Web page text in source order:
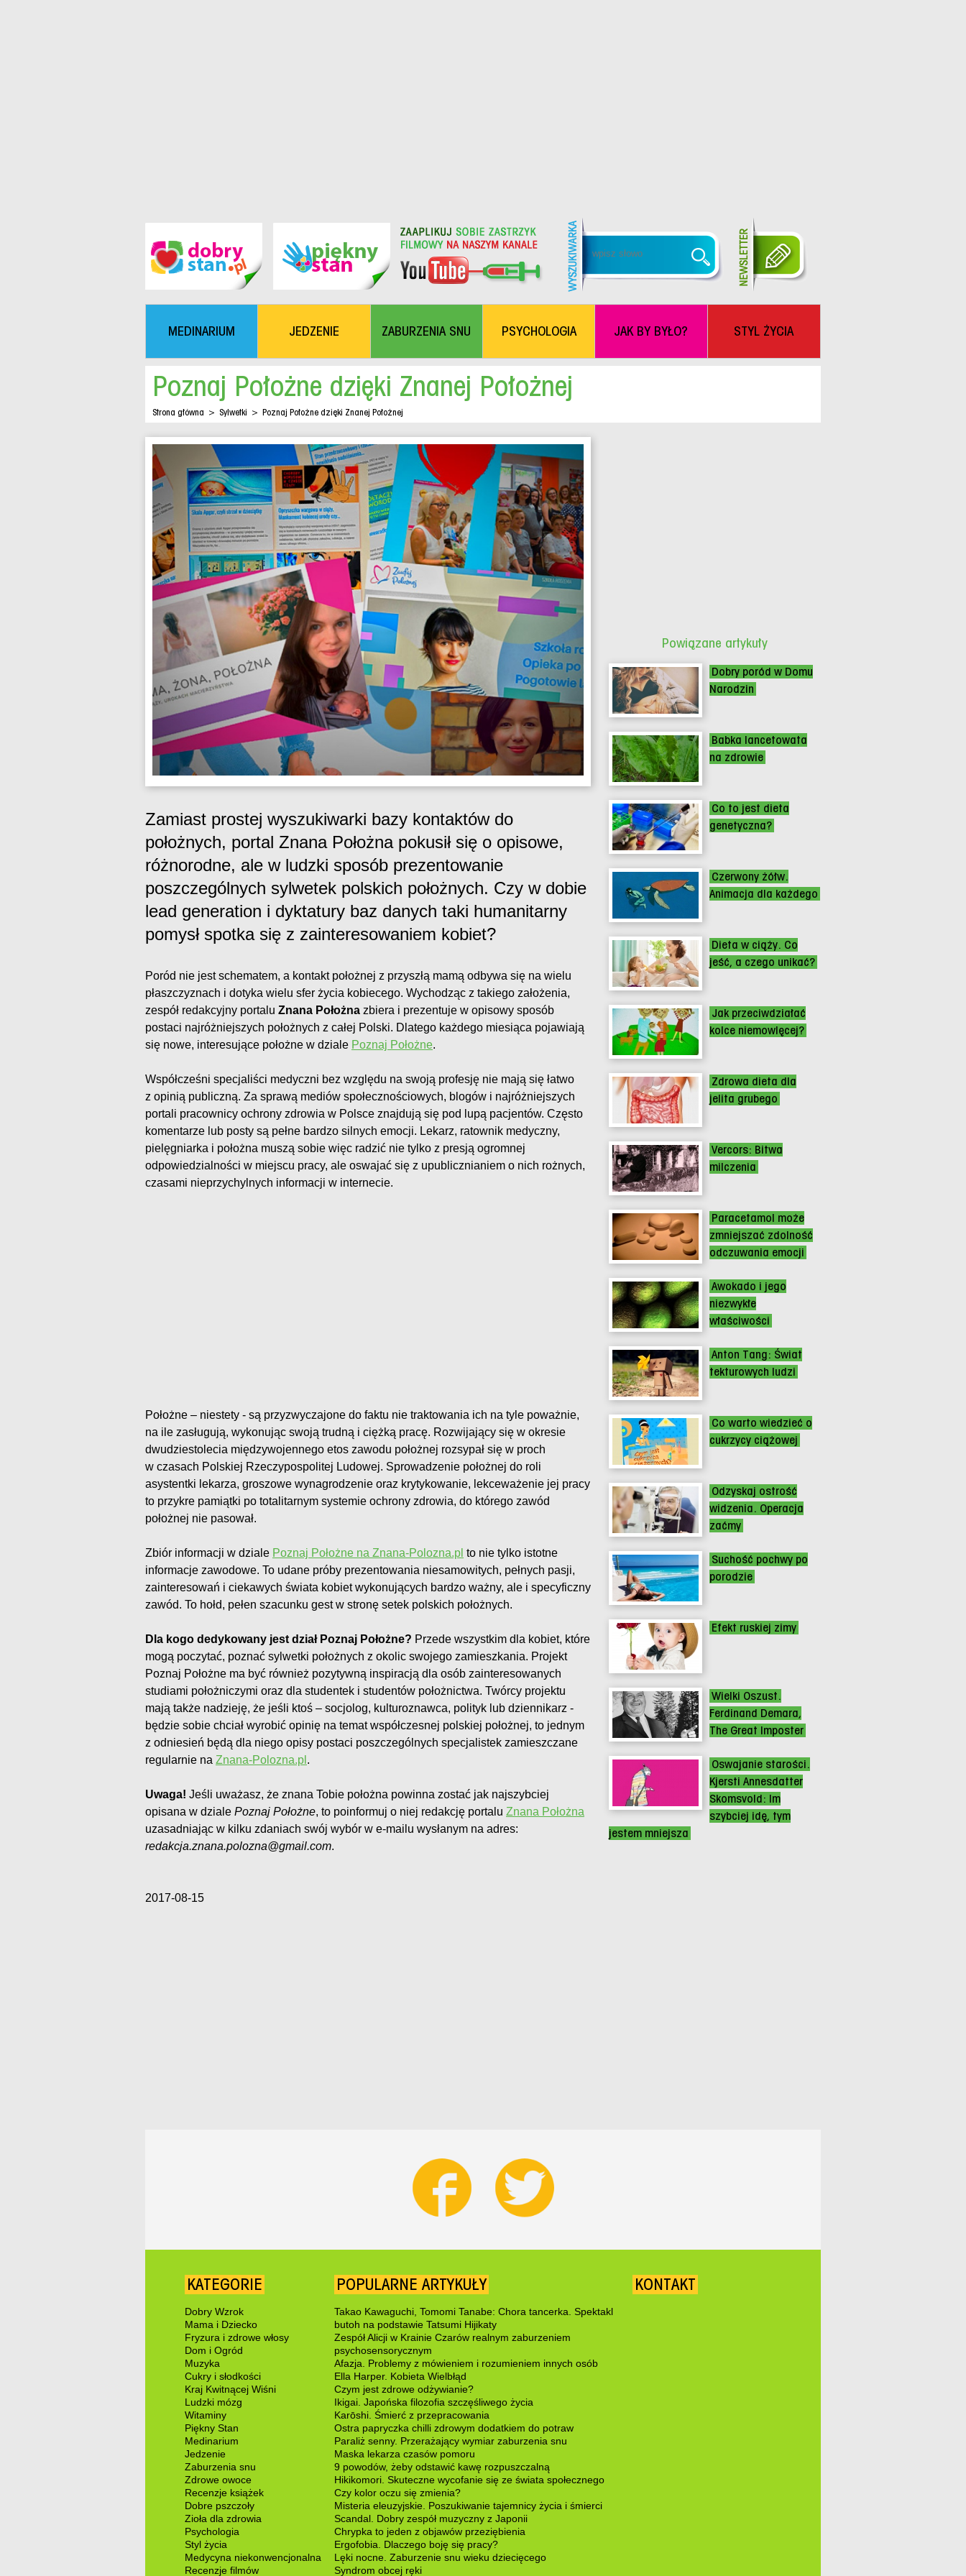
MEDINARIUM JEDZENIE ZABURZENIA SNU PSYCHOLOGIA JAK BY BYŁO? STYL ŻYCIA
Poznaj Położne dzięki Znanej Położnej
Strona główna > Sylwetki > Poznaj Położne dzięki Znanej Położnej
Zamiast prostej wyszukiwarki bazy kontaktów do
położnych, portal Znana Położna pokusił się o opisowe,
różnorodne, ale w ludzki sposób prezentowanie
poszczególnych sylwetek polskich położnych. Czy w dobie
lead generation i dyktatury baz danych taki humanitarny
pomysł spotka się z zainteresowaniem kobiet?
Poród nie jest schematem, a kontakt położnej z przyszłą mamą odbywa się na wielu
płaszczyznach i dotyka wielu sfer życia kobiecego. Wychodząc z takiego założenia,
zespół redakcyjny portalu Znana Położna zbiera i prezentuje w opisowy sposób
postaci najróżniejszych położnych z całej Polski. Dlatego każdego miesiąca pojawiają
się nowe, interesujące położne w dziale Poznaj Położne.
Współcześni specjaliści medyczni bez względu na swoją profesję nie mają się łatwo
z opinią publiczną. Za sprawą mediów społecznościowych, blogów i najróżniejszych
portali pracownicy ochrony zdrowia w Polsce znajdują się pod lupą pacjentów. Często
komentarze lub posty są pełne bardzo silnych emocji. Lekarz, ratownik medyczny,
pielęgniarka i położna muszą sobie więc radzić nie tylko z presją ogromnej
odpowiedzialności w miejscu pracy, ale oswajać się z upublicznianiem o nich rożnych,
czasami nieprzychylnych informacji w internecie.
Położne – niestety - są przyzwyczajone do faktu nie traktowania ich na tyle poważnie,
na ile zasługują, wykonując swoją trudną i ciężką pracę. Rozwijający się w okresie
dwudziestolecia międzywojennego etos zawodu położnej rozsypał się w proch
w czasach Polskiej Rzeczypospolitej Ludowej. Sprowadzenie położnej do roli
asystentki lekarza, groszowe wynagrodzenie oraz krytykowanie, lekceważenie jej pracy
to przykre pamiątki po totalitarnym systemie ochrony zdrowia, do którego zawód
położnej nie pasował.
Zbiór informacji w dziale Poznaj Położne na Znana-Polozna.pl to nie tylko istotne
informacje zawodowe. To udane próby prezentowania niesamowitych, pełnych pasji,
zainteresowań i ciekawych świata kobiet wykonujących bardzo ważny, ale i specyficzny
zawód. To hołd, pełen szacunku gest w stronę setek polskich położnych.
Dla kogo dedykowany jest dział Poznaj Położne? Przede wszystkim dla kobiet, które
mogą poczytać, poznać sylwetki położnych z okolic swojego zamieszkania. Projekt
Poznaj Położne ma być również pozytywną inspiracją dla osób zainteresowanych
studiami położniczymi oraz dla studentek i studentów położnictwa. Twórcy projektu
mają także nadzieję, że jeśli ktoś – socjolog, kulturoznawca, polityk lub dziennikarz -
będzie sobie chciał wyrobić opinię na temat współczesnej polskiej położnej, to jednym
z odniesień będą dla niego opisy postaci poszczególnych specjalistek zamieszczane
regularnie na Znana-Polozna.pl .
Uwaga! Jeśli uważasz, że znana Tobie położna powinna zostać jak najszybciej
opisana w dziale Poznaj Położne, to poinformuj o niej redakcję portalu Znana Położna
uzasadniając w kilku zdaniach swój wybór w e-mailu wysłanym na adres:
redakcja.znana.polozna@gmail.com.
2017-08-15
Powiązane artykuły
Dobry poród w Domu
Narodzin
Babka lancetowata
na zdrowie
Co to jest dieta
genetyczna?
Czerwony żółw.
Animacja dla każdego
Dieta w ciąży. Co
jeść, a czego unikać?
Jak przeciwdziałać
kolce niemowlęcej?
Zdrowa dieta dla
jelita grubego
Vercors: Bitwa
milczenia
Paracetamol może
zmniejszać zdolność
odczuwania emocji
Awokado i jego
niezwykłe
właściwości
Anton Tang: Świat
tekturowych ludzi
Co warto wiedzieć o
cukrzycy ciążowej
Odzyskaj ostrość
widzenia. Operacja
zaćmy
Suchość pochwy po
porodzie
Efekt ruskiej zimy
Wielki Oszust.
Ferdinand Demara,
The Great Imposter
Oswajanie starości.
Kjersti Annesdatter
Skomsvold: Im
szybciej idę, tym
jestem mniejsza
KATEGORIE
Dobry Wzrok
Mama i Dziecko
Fryzura i zdrowe włosy
Dom i Ogród
Muzyka
Cukry i słodkości
Kraj Kwitnącej Wiśni
Ludzki mózg
Witaminy
Piękny Stan
Medinarium
Jedzenie
Zaburzenia snu
Zdrowe owoce
Recenzje książek
Dobre pszczoły
Zioła dla zdrowia
Psychologia
Styl życia
Medycyna niekonwencjonalna
Recenzje filmów
POPULARNE ARTYKUŁY
Takao Kawaguchi, Tomomi Tanabe: Chora tancerka. Spektakl
butoh na podstawie Tatsumi Hijikaty
Zespół Alicji w Krainie Czarów realnym zaburzeniem
psychosensorycznym
Afazja. Problemy z mówieniem i rozumieniem innych osób
Ella Harper. Kobieta Wielbłąd
Czym jest zdrowe odżywianie?
Ikigai. Japońska filozofia szczęśliwego życia
Karōshi. Śmierć z przepracowania
Ostra papryczka chilli zdrowym dodatkiem do potraw
Paraliż senny. Przerażający wymiar zaburzenia snu
Maska lekarza czasów pomoru
9 powodów, żeby odstawić kawę rozpuszczalną
Hikikomori. Skuteczne wycofanie się ze świata społecznego
Czy kolor oczu się zmienia?
Misteria eleuzyjskie. Poszukiwanie tajemnicy życia i śmierci
Scandal. Dobry zespół muzyczny z Japonii
Chrypka to jeden z objawów przeziębienia
Ergofobia. Dlaczego boję się pracy?
Lęki nocne. Zaburzenie snu wieku dziecięcego
Syndrom obcej ręki
KONTAKT